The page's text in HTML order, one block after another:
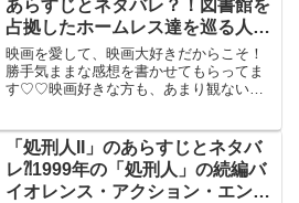
あらすじとネタバレ？！図書館を
占拠したホームレス達を巡る人間
ドラマ。
映画を愛して、映画大好きだからこそ！
勝手気ままな感想を書かせてもらってま
す♡♡映画好きな方も、あまり観ない方
図書館を占拠したホームレス達を巡る人
間ドラ...
「処刑人II」のあらすじとネタバ
レ⁈1999年の「処刑人」の続編バ
イオレンス・アクション・エンタ